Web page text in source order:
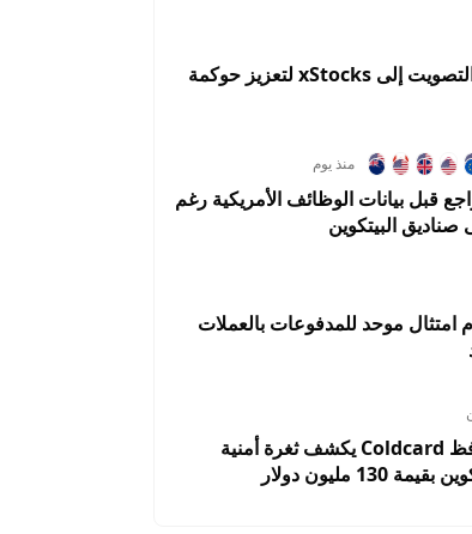
كراكن تضيف حقوق التصويت إلى xStocks لتعزيز حوكمة
منذ يوم
قبل بيانات الوظائف الأمريكية رغم
صناديق البيتكوين
امتثال موحد للمدفوعات بالعملات
خلل برمجي في محافظ Coldcard يكشف ثغرة أمنية
مليون دولار